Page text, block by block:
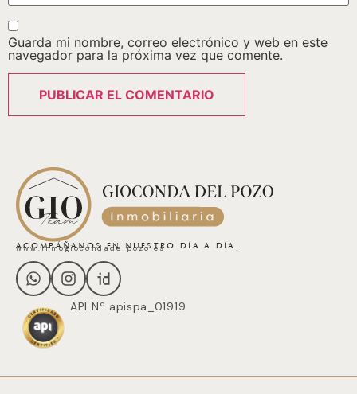
Guarda mi nombre, correo electrónico y web en este
navegador para la próxima vez que comente.
ACOMPÁÑANOS EN NUESTRO DÍA A DÍA.
www.inmogiocondadelpozo.es
API Nº apispa_01919